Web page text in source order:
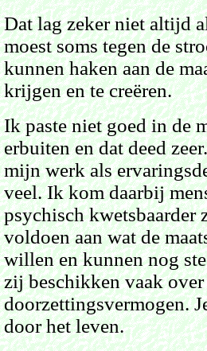
Dat lag zeker niet altijd
moest soms tegen de
kunnen haken aan de
krijgen en te creëren.
Ik paste niet goed in de
erbuiten en dat deed
mijn werk als
veel. Ik kom daarbij
psychisch kwetsbaarder
voldoen aan wat de
willen en kunnen nog
zij beschikken vaak
doorzettingsvermogen.
door het leven.